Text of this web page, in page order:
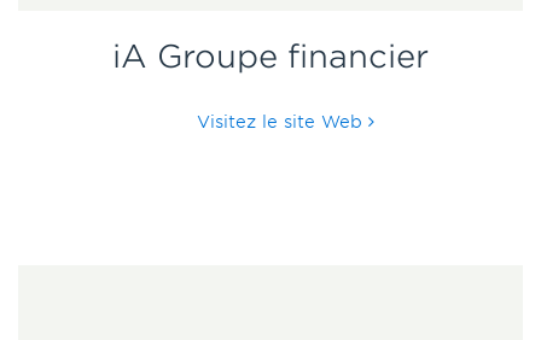
iA Groupe financier
Visitez le site Web